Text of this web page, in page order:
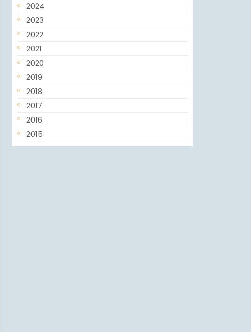
2024
2023
2022
2021
2020
2019
2018
2017
2016
2015